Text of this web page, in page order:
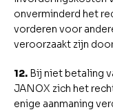
onverminderd het
vorderen voor
veroorzaakt zijn
12. Bij niet betaling
JANOX zich het
enige aanmaning